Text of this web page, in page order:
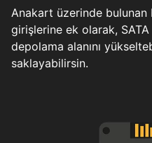
Anakart üzerinde bulunan
girişlerine ek olarak, SATA
depolama alanını
saklayabilirsin.